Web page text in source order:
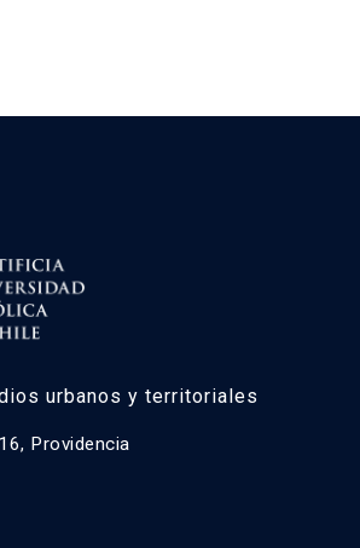
urbanos y territoriales
Providencia